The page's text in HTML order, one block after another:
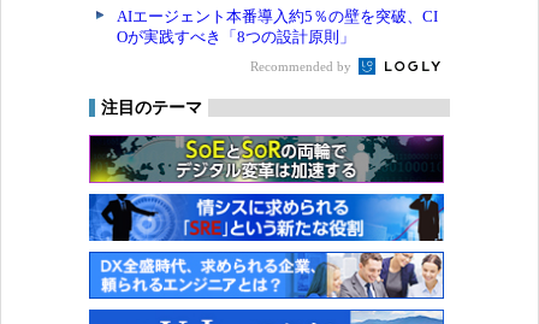
AIエージェント本番導入約5％の壁を突破、CI
Oが実践すべき「8つの設計原則」
Recommended by
注目のテーマ